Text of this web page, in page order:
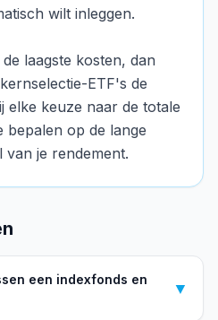
wilt inleggen.
laagste kosten, dan
ETF's de
elke keuze naar de totale
op de lange
van je rendement.
een indexfonds en
▼